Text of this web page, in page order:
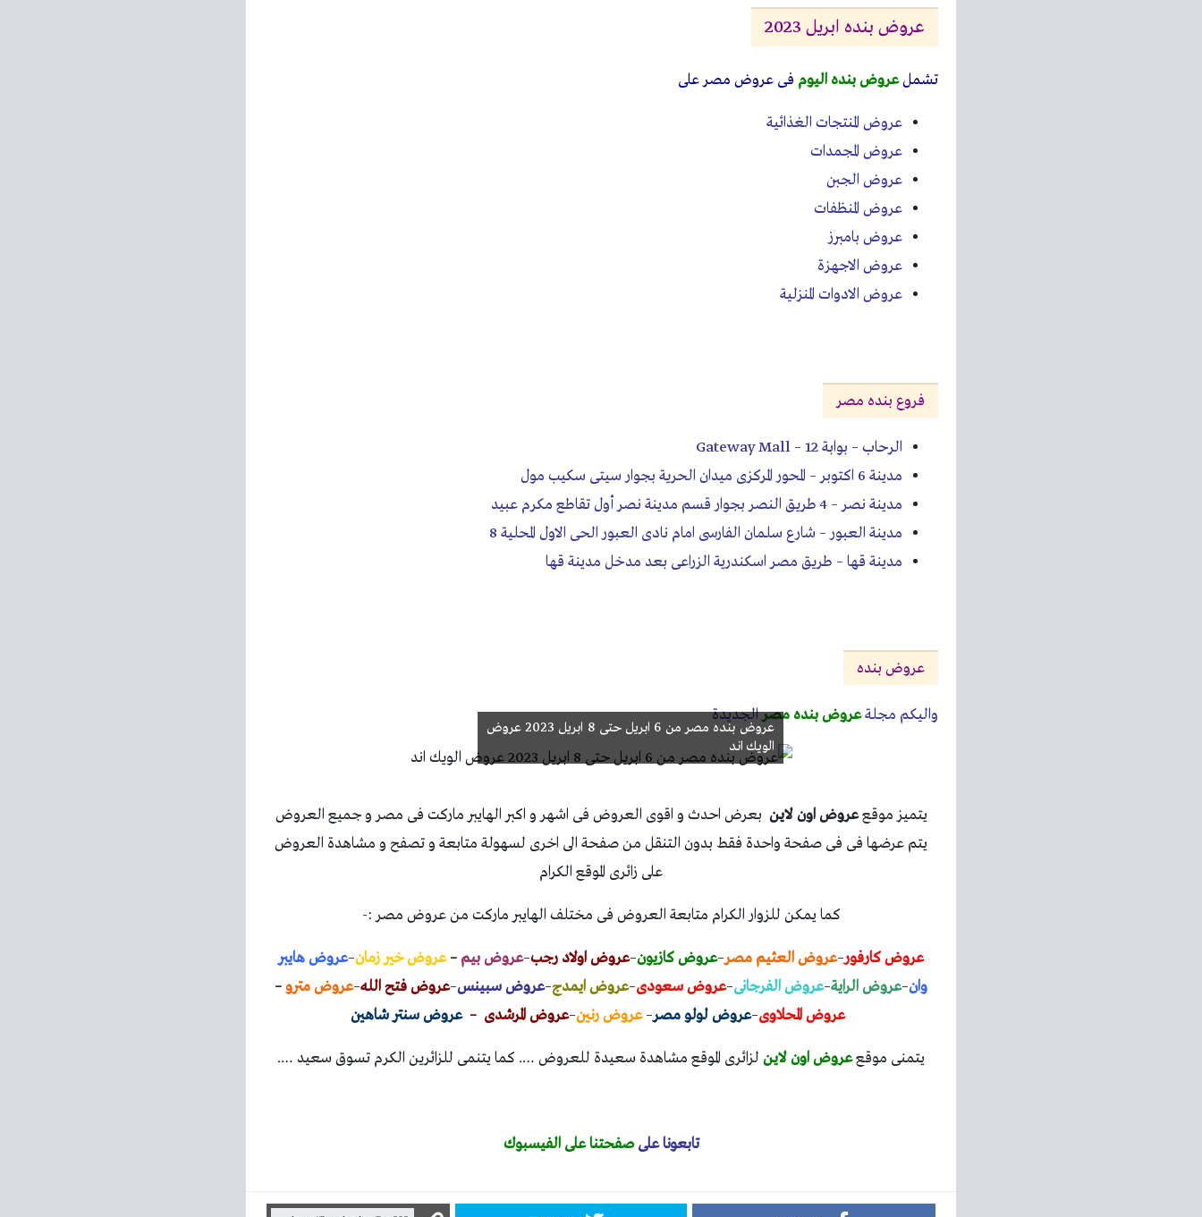
عروض بنده ابريل 2023
تشملعروض بنده اليوم فى عروض مصر على
عروض المنتجات الغذائية
عروض المجمدات
عروض الجبن
عروض المنظفات
عروض بامبرز
عروض الاجهزة
عروض الادوات المنزلية
فروع بنده مصر
الرحاب – بوابة 12 – Gateway Mall
مدينة 6 اكتوبر – المحور المركزى ميدان الحرية بجوار سيتى سكيب مول
مدينة نصر – 4 طريق النصر بجوار قسم مدينة نصر أول تقاطع مكرم عبيد
مدينة العبور – شارع سلمان الفارسى امام نادى العبور الحى الاول المحلية 8
مدينة قها – طريق مصر اسكندرية الزراعى بعد مدخل مدينة قها
عروض بنده
واليكم مجلةعروض بنده مصرالجديدة
عروض بنده مصر من 6 ابريل حتى 8 ابريل 2023 عروض
الويك اند
يتميز موقععروض اون لاين بعرض احدث و اقوى العروض فى اشهر و اكبر الهايبر ماركت فى مصر و جميع العروض
يتم عرضها فى فى صفحة واحدة فقط بدون التنقل من صفحة الى اخرى لسهولة متابعة و تصفح و مشاهدة العروض
على زائرى الموقع الكرام
كما يمكن للزوار الكرام متابعة العروض فى مختلف الهايبر ماركت من عروض مصر :-
عروض كارفور–عروض العثيم مصر–عروض كازيون–عروض اولاد رجب–عروض بيم –عروض خير زمان–عروض هايبر
وان–عروض الراية–عروض الفرجانى–عروض سعودى–عروض ايمدج–عروض سبينس–عروض فتح الله–عروض مترو–
عروض المحلاوى–عروض لولو مصر–عروض رنين–عروض المرشدى –عروض سنتر شاهين
يتمنى موقععروض اون لاين لزائرى الموقع مشاهدة سعيدة للعروض …. كما يتنمى للزائرين الكرم تسوق سعيد ….
تابعونا علىصفحتنا على الفيسبوك